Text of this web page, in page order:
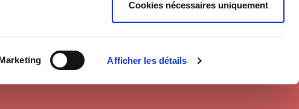
Afficher les détails
Cookies nécessaires uniquement